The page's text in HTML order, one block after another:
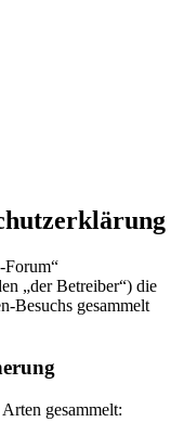
Forum“
„der Betreiber“) die
Besuchs gesammelt
gesammelt: